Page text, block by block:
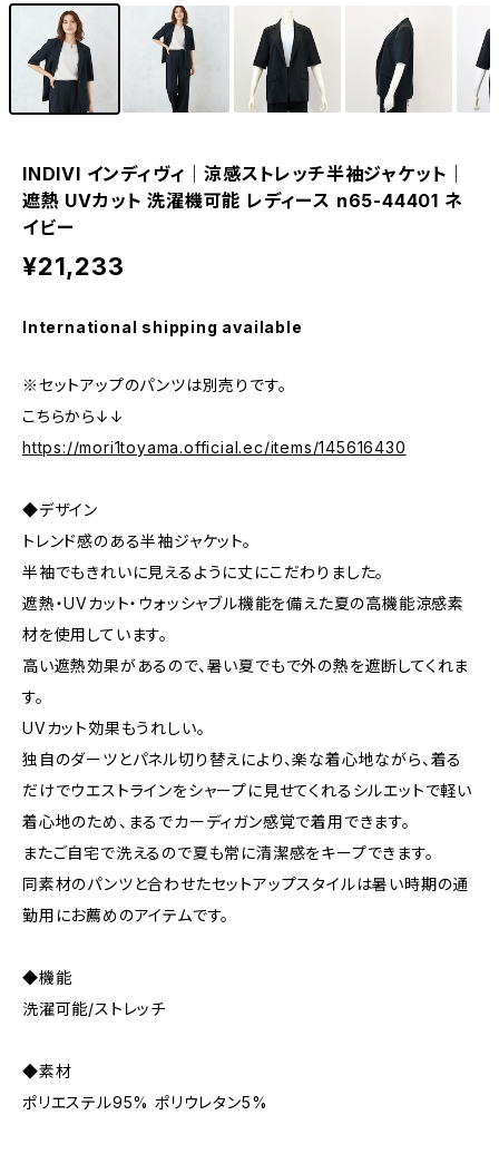
INDIVI インディヴィ｜涼感ストレッチ半袖ジャケット｜
遮熱 UVカット 洗濯機可能 レディース n65-44401 ネ
イビー
¥21,233
International shipping available
※セットアップのパンツは別売りです。
こちらから↓↓
https://mori1toyama.official.ec/items/145616430
◆デザイン
トレンド感のある半袖ジャケット。
半袖でもきれいに見えるように丈にこだわりました。
遮熱・UVカット・ウォッシャブル機能を備えた夏の高機能涼感素
材を使用しています。
高い遮熱効果があるので、暑い夏でもで外の熱を遮断してくれま
す。
UVカット効果もうれしい。
独自のダーツとパネル切り替えにより、楽な着心地ながら、着る
だけでウエストラインをシャープに見せてくれるシルエットで軽い
着心地のため、まるでカーディガン感覚で着用できます。
またご自宅で洗えるので夏も常に清潔感をキープできます。
同素材のパンツと合わせたセットアップスタイルは暑い時期の通
勤用にお薦めのアイテムです。
◆機能
洗濯可能/ストレッチ
◆素材
ポリエステル95% ポリウレタン5%